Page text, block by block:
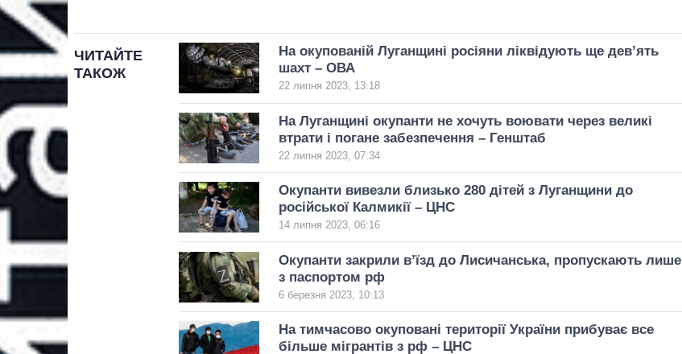
ЧИТАЙТЕ
ТАКОЖ
На окупованій Луганщині росіяни ліквідують ще дев’ять
шахт – ОВА
22 липня 2023, 13:18
На Луганщині окупанти не хочуть воювати через великі
втрати і погане забезпечення – Генштаб
22 липня 2023, 07:34
Окупанти вивезли близько 280 дітей з Луганщини до
російської Калмикії – ЦНС
14 липня 2023, 06:16
Окупанти закрили в’їзд до Лисичанська, пропускають лише
з паспортом рф
6 березня 2023, 10:13
На тимчасово окуповані території України прибуває все
більше мігрантів з рф – ЦНС